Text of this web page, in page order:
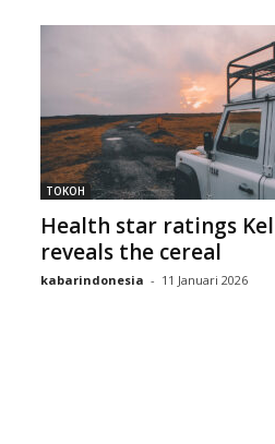
TOKOH
Health star ratings
reveals the cereal
kabarindonesia - 11 Januari 2026